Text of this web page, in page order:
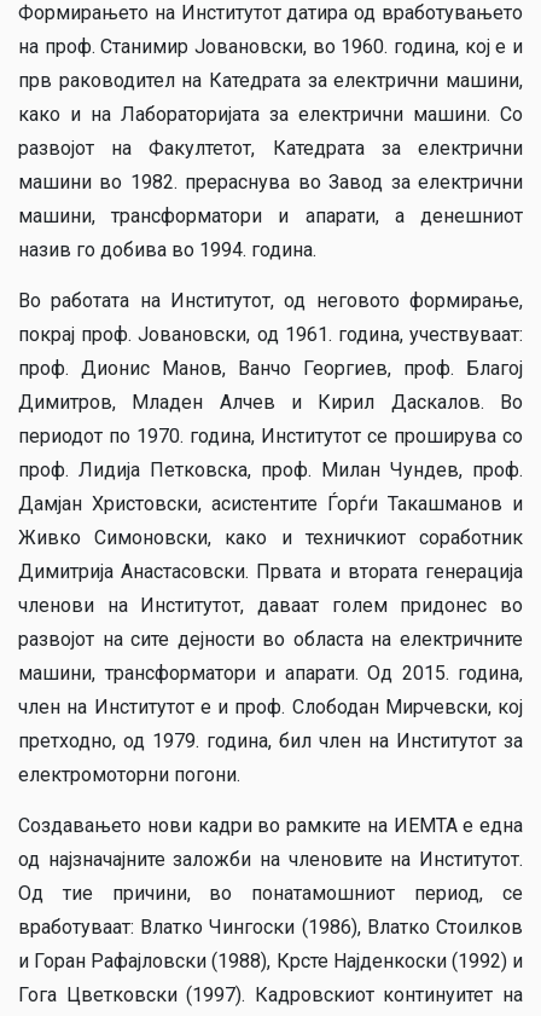
Формирањето на Институтот датира од вработувањето
на проф. Станимир Јовановски, во 1960. година, кој е и
прв раководител на Катедрата за електрични машини,
како и на Лабораторијата за електрични машини. Со
развојот на Факултетот, Катедрата за електрични
машини во 1982. прераснува во Завод за електрични
машини, трансформатори и апарати, а денешниот
назив го добива во 1994. година.
Во работата на Институтот, од неговото формирање,
покрај проф. Јовановски, од 1961. година, учествуваат:
проф. Дионис Манов, Ванчо Георгиев, проф. Благој
Димитров, Младен Алчев и Кирил Даскалов. Во
периодот по 1970. година, Институтот се проширува со
проф. Лидија Петковска, проф. Милан Чундев, проф.
Дамјан Христовски, асистентите Ѓорѓи Такашманов и
Живко Симоновски, како и техничкиот соработник
Димитрија Анастасовски. Првата и втората генерација
членови на Институтот, даваат голем придонес во
развојот на сите дејности во областа на електричните
машини, трансформатори и апарати. Од 2015. година,
член на Институтот е и проф. Слободан Мирчевски, кој
претходно, од 1979. година, бил член на Институтот за
електромоторни погони.
Создавањето нови кадри во рамките на ИЕМТА е една
од најзначајните заложби на членовите на Институтот.
Од тие причини, во понатамошниот период, се
вработуваат: Влатко Чингоски (1986), Влатко Стоилков
и Горан Рафајловски (1988), Крсте Најденкоски (1992) и
Гога Цветковски (1997). Кадровскиот континуитет на